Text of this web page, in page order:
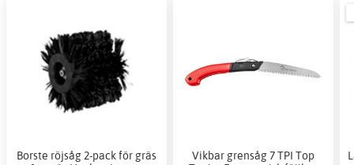
Borste röjsåg 2-pack för gräs
Vikbar grensåg 7 TPI Top